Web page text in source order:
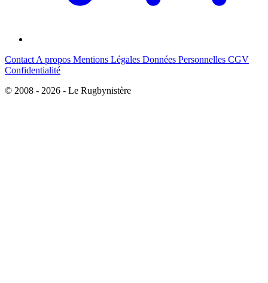
Contact A propos Mentions Légales Données Personnelles CGV
Confidentialité
© 2008 - 2026 - Le Rugbynistère